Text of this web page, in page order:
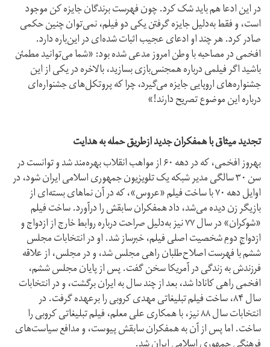
در این ادعا هم باید شک کرد. چون فهرست برندگان جایزه کن موجود
است، و فقط به‌دلیل جایزه گرفتن یکی دو فیلم، نمی‌توان چنین حکمی
صادر کرد. هر چند او ادعای عجیب اثبات شده‌ای در این‌باره دارد.
افخمی در مصاحبه با وطن امروز مدعی شده بود: «شما می‌توانید مطمئن
باشید اگر فیلمی درباره همجنس‌بازی بسازید، بالاخره در یکی از این
جشنواره‌های اروپایی جایزه می‌گیرد، چرا که پروتکل‌های جشنواره‌ای
درباره این موضوع تصریح دارند!»
تجدید میثاق با همفکران جدید ازطریق حمله به هدایت
بهروز افخمی، که در دهه ۶۰ از مواهب انقلاب بهره‌مند شد و توانست در
سن ۳۰ سالگی مدیر شبکه یک تلویزیون جمهوری اسلامی ایران شود، در
اوایل دهه ۷۰ با ساخت فیلم «عروس»، که در آن نماهای بسته‌ای از
بازیگر زن دیده می‌شد، داد همفکران سابقش را در‌آورد. ساخت فیلم
«شوکران» در سال ۷۷ نیز به‌دلیل صراحت درباره روابط خارج از ازدواج و
ازدواجِ دومِ شخصیت اصلی فیلم، خبرساز شد. او در انتخابات مجلس
ششم با فهرست اصلاح‌طلبان راهی مجلس شد، و در مجلس، از علاقه
فرزندش به زندگی در آمریکا سخن گفت. پس از پایان مجلس ششم،
افخمی راهی کانادا شد، بعد از چند سال به ایران برگشت، و در انتخابات
سال ۸۴، ساخت فیلم تبلیغاتی مهدی کروبی را برعهده گرفت. در
انتخابات سال ۸۸ نیز، با همکاری علی معلم، فیلم تبلیغاتی کروبی را
ساخت. اما پس از آن به همفکران سابقش پیوست، و مدافع سیاست‌های